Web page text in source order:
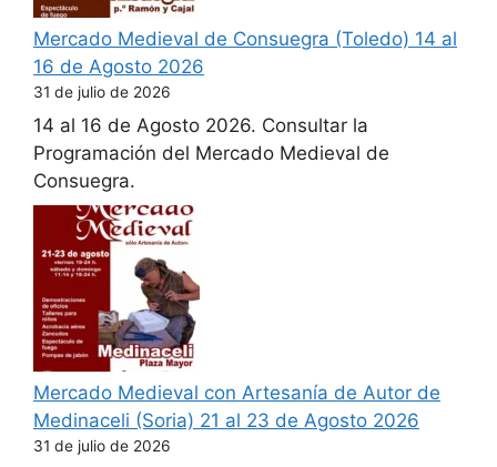
Mercado Medieval de Consuegra (Toledo) 14 al
16 de Agosto 2026
31 de julio de 2026
14 al 16 de Agosto 2026. Consultar la
Programación del Mercado Medieval de
Consuegra.
Mercado Medieval con Artesanía de Autor de
Medinaceli (Soria) 21 al 23 de Agosto 2026
31 de julio de 2026